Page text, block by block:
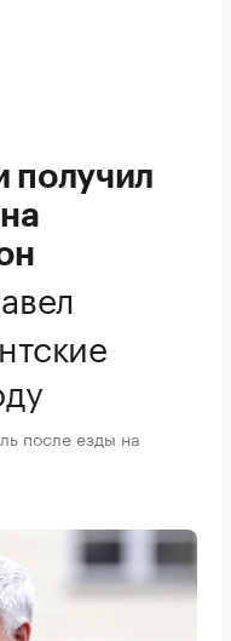
получил
после езды на